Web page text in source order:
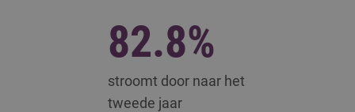
82.8%
stroomt door naar het
tweede jaar